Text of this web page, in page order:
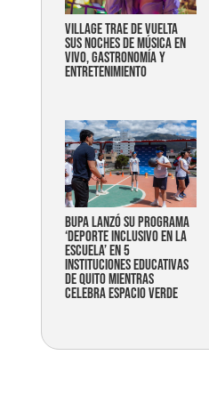
Village trae de vuelta
sus noches de música en
vivo, gastronomía y
entretenimiento
Bupa lanzó su programa
‘Deporte Inclusivo en la
Escuela’ en 5
instituciones educativas
de Quito mientras
celebra espacio verde